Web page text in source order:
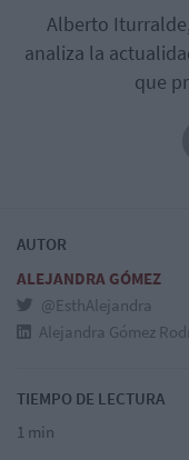
Alberto
analiza la
que
AUTOR
ALEJANDRA GÓMEZ
@EsthAlejandra
Alejandra Gómez
TIEMPO DE LECTURA
1 min